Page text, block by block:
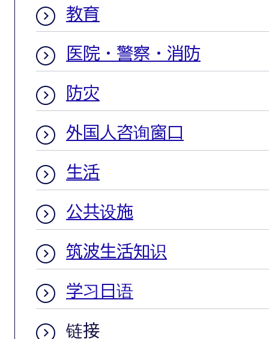
教育
医院・警察・消防
防灾
外国人咨询窗口
生活
公共设施
筑波生活知识
学习日语
链接